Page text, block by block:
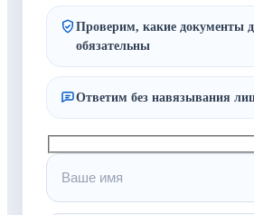
Проверим, какие документы
обязательны
Ответим без навязывания